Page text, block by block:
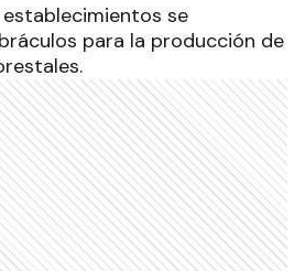
se
para la producción de